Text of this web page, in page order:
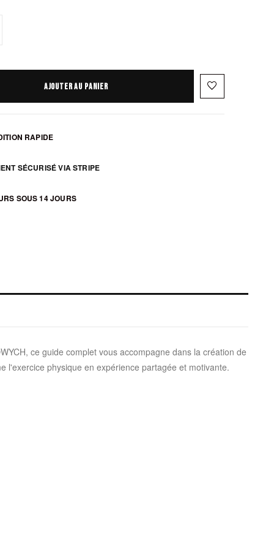
AJOUTER AU PANIER favorite_border
RAPIDE
SÉCURISÉ VIA STRIPE
SOUS 14 JOURS
ce guide complet vous accompagne dans la création de
l'exercice physique en expérience partagée et motivante.